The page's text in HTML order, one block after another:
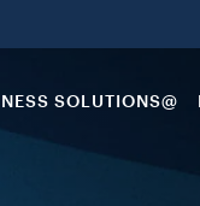
@BUSINESS SOLUTIONS